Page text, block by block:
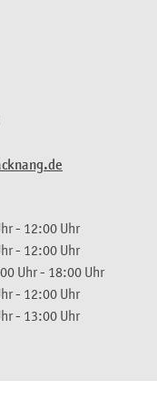
- 12:00 Uhr
- 12:00 Uhr
Uhr- 18:00 Uhr
- 12:00 Uhr
- 13:00 Uhr